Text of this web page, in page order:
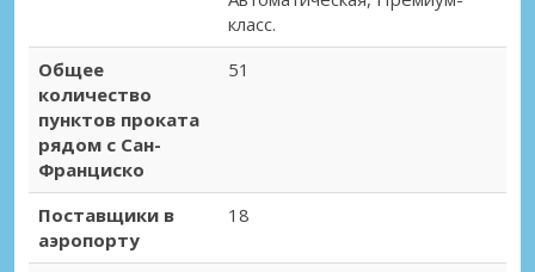
класс.
Общее
количество
пунктов проката
рядом с Сан-
Франциско
51
Поставщики в
аэропорту
18